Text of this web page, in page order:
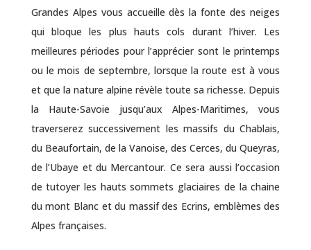
Grandes Alpes vous accueille dès la fonte des neiges
qui bloque les plus hauts cols durant l’hiver. Les
meilleures périodes pour l’apprécier sont le printemps
ou le mois de septembre, lorsque la route est à vous
et que la nature alpine révèle toute sa richesse. Depuis
la Haute-Savoie jusqu’aux Alpes-Maritimes, vous
traverserez successivement les massifs du Chablais,
du Beaufortain, de la Vanoise, des Cerces, du Queyras,
de l’Ubaye et du Mercantour. Ce sera aussi l’occasion
de tutoyer les hauts sommets glaciaires de la chaine
du mont Blanc et du massif des Ecrins, emblèmes des
Alpes françaises.